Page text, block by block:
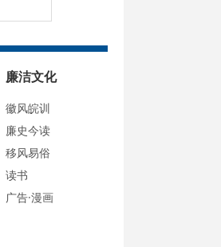
廉洁文化
徽风皖训
廉史今读
移风易俗
读书
广告·漫画